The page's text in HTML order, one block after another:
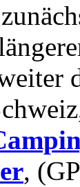
,